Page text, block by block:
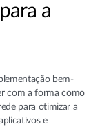
a
bem-
com a forma como
para otimizar a
e